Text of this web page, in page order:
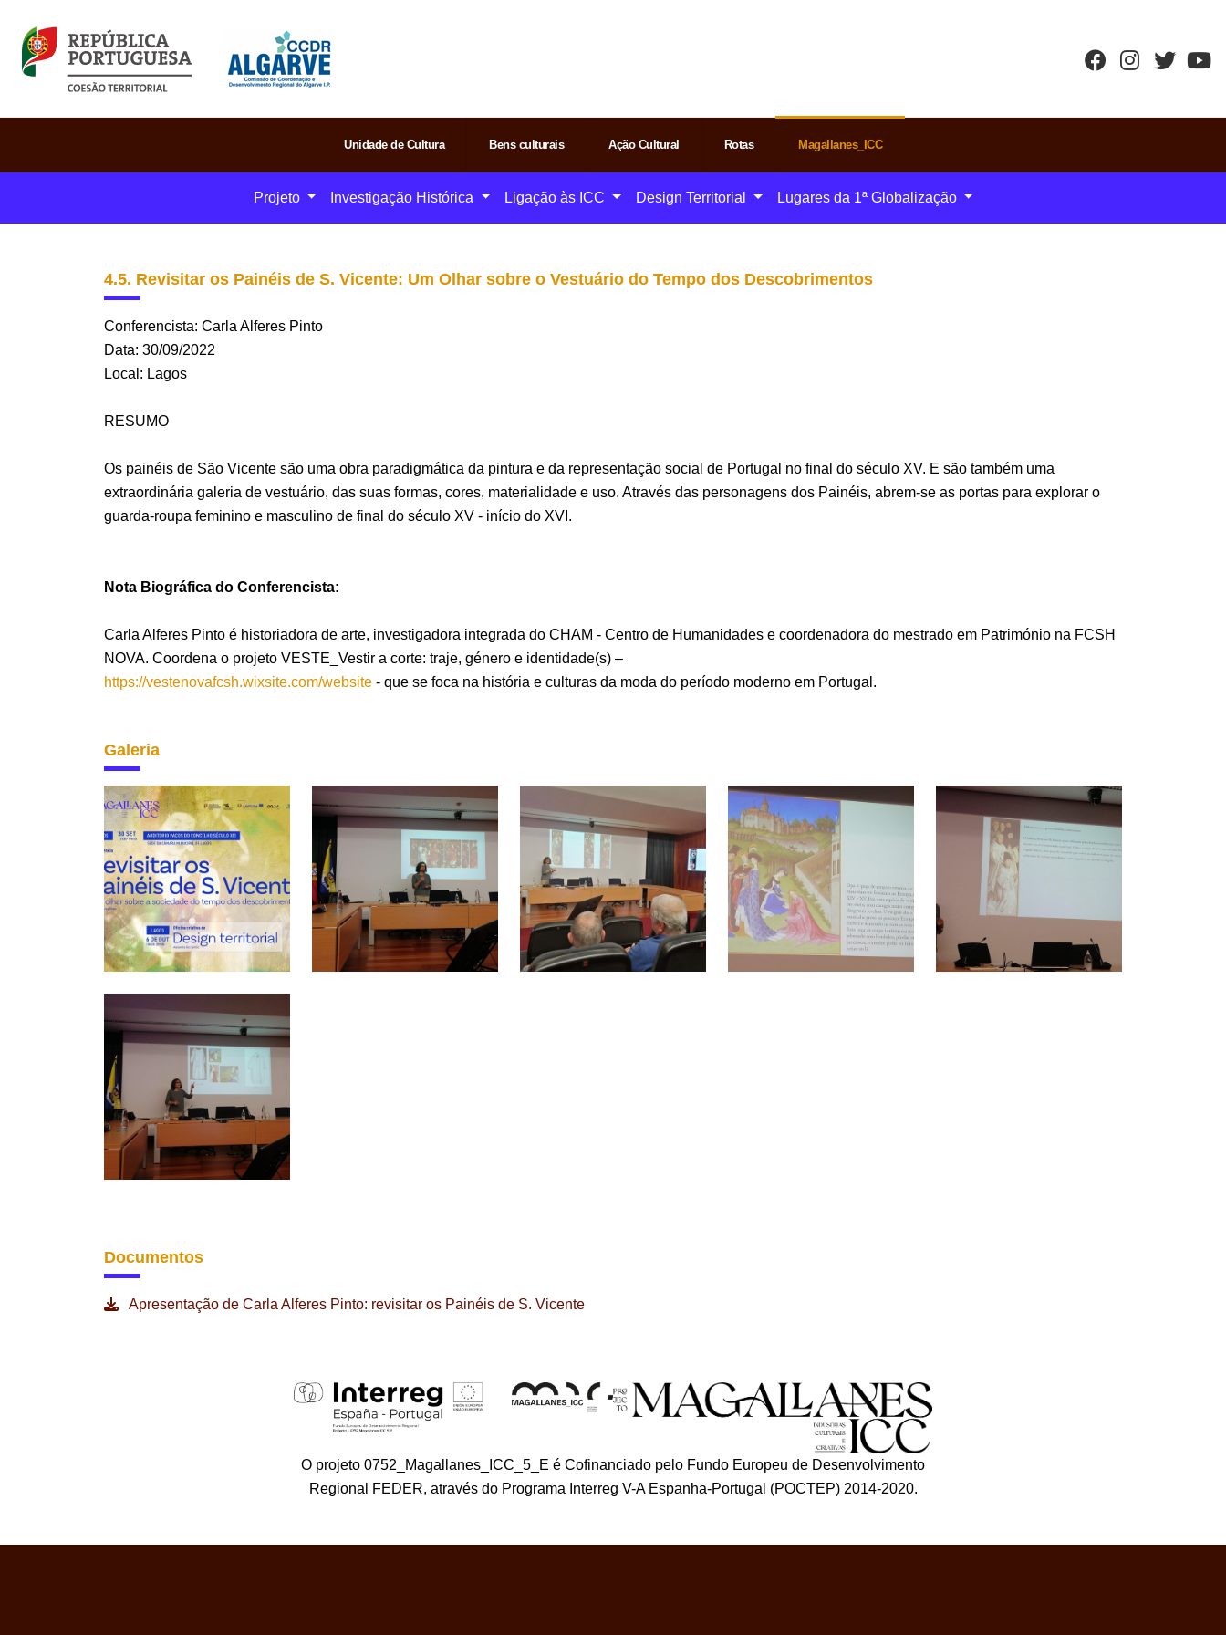
Unidade de Cultura Bens culturais Ação Cultural Rotas Magallanes_ICC
Projeto Investigação Histórica Ligação às ICC Design Territorial Lugares da 1ª Globalização
4.5. Revisitar os Painéis de S. Vicente: Um Olhar sobre o Vestuário do Tempo dos Descobrimentos
Conferencista: Carla Alferes Pinto
Data: 30/09/2022
Local: Lagos
RESUMO
Os painéis de São Vicente são uma obra paradigmática da pintura e da representação social de Portugal no final do século XV. E são também uma
extraordinária galeria de vestuário, das suas formas, cores, materialidade e uso. Através das personagens dos Painéis, abrem-se as portas para explorar o
guarda-roupa feminino e masculino de final do século XV - início do XVI.
Nota Biográfica do Conferencista:
Carla Alferes Pinto é historiadora de arte, investigadora integrada do CHAM - Centro de Humanidades e coordenadora do mestrado em Património na FCSH
NOVA. Coordena o projeto VESTE_Vestir a corte: traje, género e identidade(s) –
https://vestenovafcsh.wixsite.com/website - que se foca na história e culturas da moda do período moderno em Portugal.
Galeria
Documentos
Apresentação de Carla Alferes Pinto: revisitar os Painéis de S. Vicente
O projeto 0752_Magallanes_ICC_5_E é Cofinanciado pelo Fundo Europeu de Desenvolvimento
Regional FEDER, através do Programa Interreg V-A Espanha-Portugal (POCTEP) 2014-2020.